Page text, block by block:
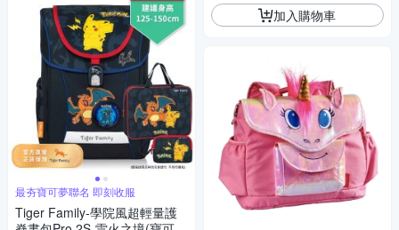
最夯寶可夢聯名 即刻收服
Tiger Family-學院風超輕量護
加入購物車